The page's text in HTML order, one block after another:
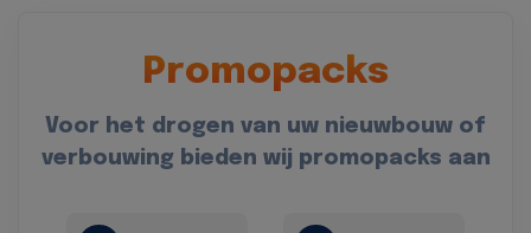
Promopacks
Voor het drogen van uw nieuwbouw of
verbouwing bieden wij promopacks aan